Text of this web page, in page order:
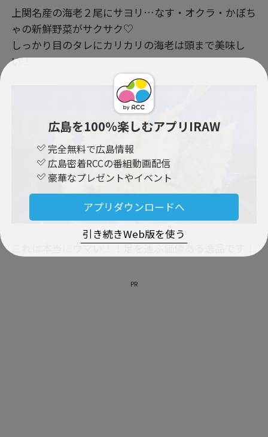
広島を100％楽しむアプリIRAW
完全無料で広島情報
広島密着RCCの番組動画配信
豪華なプレゼントやイベント
アプリダウンロードへ
引き続きWeb版を使う
上関名産の海老２尾にサヨリ…なす・オクラ・かぼち
ゃの新鮮野菜がサクサク♡
しっかり目のタレにカリカリの海老は頭まで美味し
い！
これは本当にウマい！！足を運ぶ価値ある逸品です！
PR